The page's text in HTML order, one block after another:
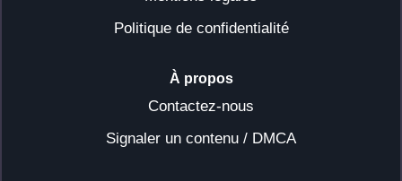
Politique de confidentialité
À propos
Contactez-nous
Signaler un contenu / DMCA